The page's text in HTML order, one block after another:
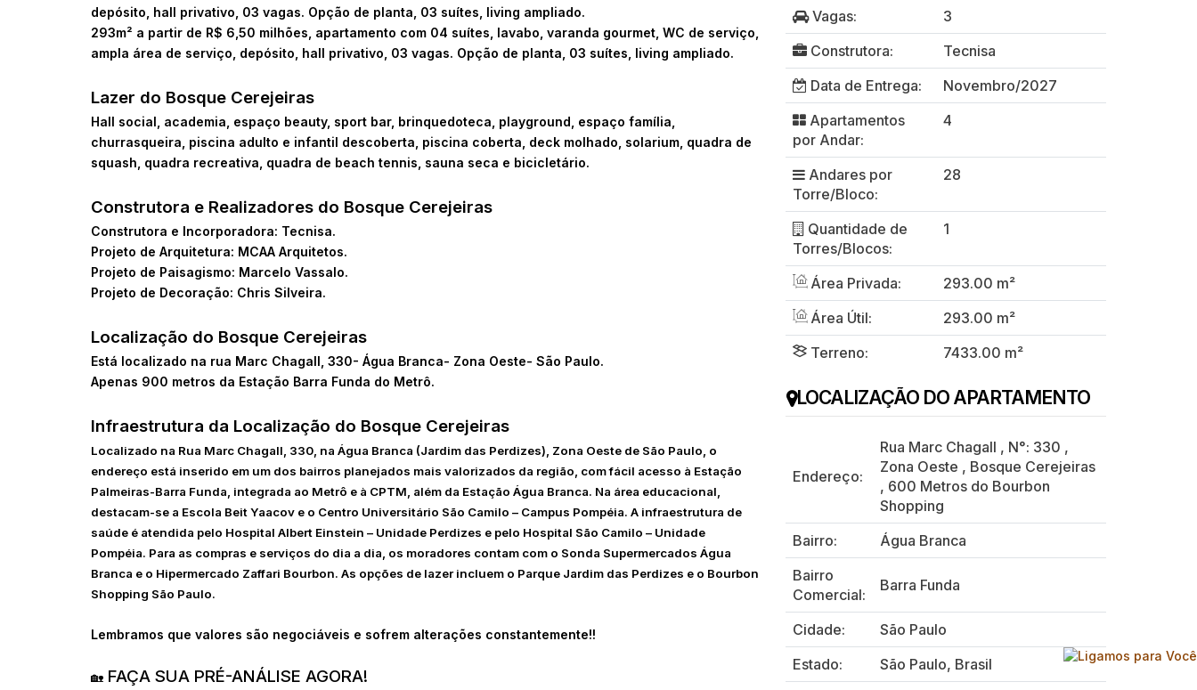
depósito, hall privativo, 03 vagas. Opção de planta, 03 suítes, living ampliado.
293m² a partir de R$ 6,50 milhões, apartamento com 04 suítes, lavabo, varanda gourmet, WC de serviço,
ampla área de serviço, depósito, hall privativo, 03 vagas. Opção de planta, 03 suítes, living ampliado.
Lazer do Bosque Cerejeiras
Hall social, academia, espaço beauty, sport bar, brinquedoteca, playground, espaço família,
churrasqueira, piscina adulto e infantil descoberta, piscina coberta, deck molhado, solarium, quadra de
squash, quadra recreativa, quadra de beach tennis, sauna seca e bicicletário.
Construtora e Realizadores do Bosque Cerejeiras
Construtora e Incorporadora: Tecnisa.
Projeto de Arquitetura: MCAA Arquitetos.
Projeto de Paisagismo: Marcelo Vassalo.
Projeto de Decoração: Chris Silveira.
Localização do Bosque Cerejeiras
Está localizado na rua Marc Chagall, 330- Água Branca- Zona Oeste- São Paulo.
Apenas 900 metros da Estação Barra Funda do Metrô.
Infraestrutura da Localização do Bosque Cerejeiras
Localizado na Rua Marc Chagall, 330, na Água Branca (Jardim das Perdizes), Zona Oeste de São Paulo, o
endereço está inserido em um dos bairros planejados mais valorizados da região, com fácil acesso à Estação
Palmeiras-Barra Funda, integrada ao Metrô e à CPTM, além da Estação Água Branca. Na área educacional,
destacam-se a Escola Beit Yaacov e o Centro Universitário São Camilo – Campus Pompéia. A infraestrutura de
saúde é atendida pelo Hospital Albert Einstein – Unidade Perdizes e pelo Hospital São Camilo – Unidade
Pompéia. Para as compras e serviços do dia a dia, os moradores contam com o Sonda Supermercados Água
Branca e o Hipermercado Zaffari Bourbon. As opções de lazer incluem o Parque Jardim das Perdizes e o Bourbon
Shopping São Paulo.
Lembramos que valores são negociáveis e sofrem alterações constantemente!!
🏡 FAÇA SUA PRÉ-ANÁLISE AGORA!
Vagas:
3
Construtora:
Tecnisa
Data de Entrega:
Novembro/2027
Apartamentos
por Andar:
4
Andares por
Torre/Bloco:
28
Quantidade de
Torres/Blocos:
1
Área Privada:
293.00 m²
Área Útil:
293.00 m²
Terreno:
7433.00 m²
LOCALIZAÇÃO DO APARTAMENTO
Endereço:
Rua Marc Chagall , N°: 330 ,
Zona Oeste , Bosque Cerejeiras
, 600 Metros do Bourbon
Shopping
Bairro:
Água Branca
Bairro
Comercial:
Barra Funda
Cidade:
São Paulo
Estado:
São Paulo, Brasil